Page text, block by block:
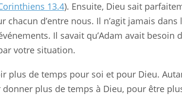
13.4). Ensuite, Dieu sait
chacun d’entre nous. Il n’agit jamais
Il savait qu’Adam avait besoin
votre situation.
plus de temps pour soi et pour Dieu.
plus de temps à Dieu, pour être